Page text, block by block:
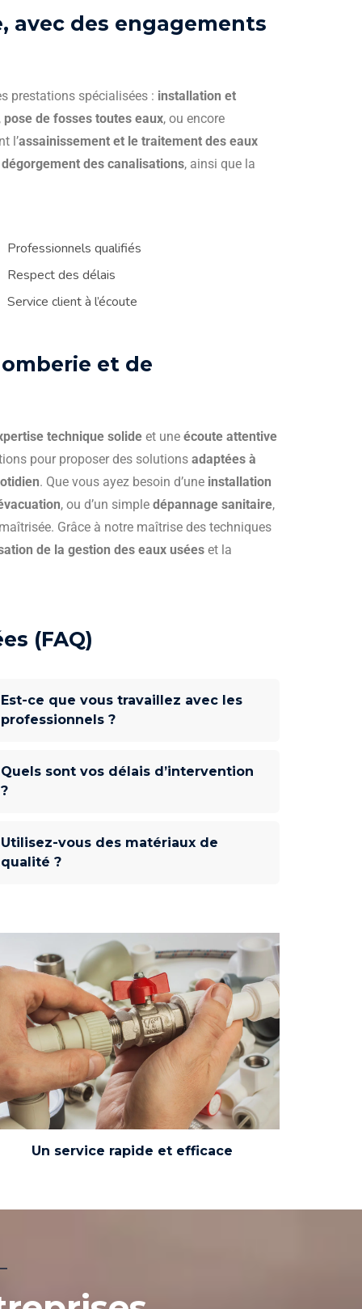
avec des engagements
prestations spécialisées : installation et
pose de fosses toutes eaux, ou encore
l’assainissement et le traitement des eaux
des canalisations, ainsi que la
Professionnels qualifiés
Respect des délais
Service client à l’écoute
et de
technique solideet une écoute attentive
pour proposer des solutions adaptées à
. Que vous ayez besoin d’une installation
, ou d’un simple dépannage sanitaire,
Grâce à notre maîtrise des techniques
de la gestion des eaux uséeset la
(FAQ)
Est-ce que vous travaillez avec les
professionnels ?
Quels sont vos délais d’intervention
?
Utilisez-vous des matériaux de
qualité ?
Que ce soit pour une salle de bain, une cuisine
ou un local professionnel, nous vous
garantissons une intervention rapide et
soignée, partout dans le Loiret.
Un service rapide et efficace